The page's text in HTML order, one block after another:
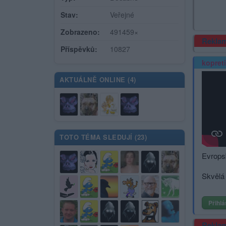
Stav:
Veřejné
Zobrazeno:
491459×
Příspěvků:
10827
AKTUÁLNĚ ONLINE (4)
TOTO TÉMA SLEDUJÍ (23)